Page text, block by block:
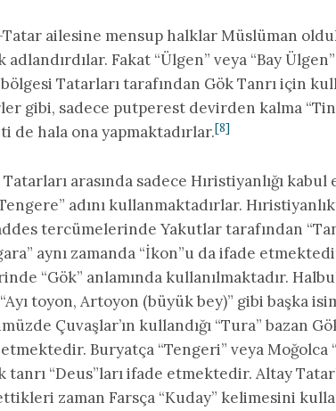
ailesine mensup halklar Müslüman
adlandırdılar. Fakat “Ülgen” veya “Bay
Tatarları tarafından Gök Tanrı için
gibi, sadece putperest devirden kalma
de hala ona yapmaktadırlar.[8]
Tatarları arasında sadece Hıristiyanlığı
adını kullanmaktadırlar.
tercümelerinde Yakutlar tarafından
aynı zamanda “İkon”u da ifade
“Gök” anlamında kullanılmaktadır.
toyon, Artoyon (büyük bey)” gibi başka
Çuvaşlar’ın kullandığı “Tura” bazan
Buryatça “Tengeri” veya
tanrı “Deus”ları ifade etmektedir. Altay
zaman Farsça “Kuday” kelimesini